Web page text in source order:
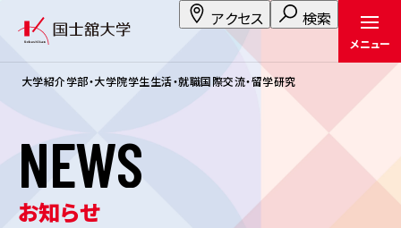
アクセス 検索
メニュー
大学紹介学部・大学院学生生活・就職国際交流・留学研究
NEWS
お知らせ